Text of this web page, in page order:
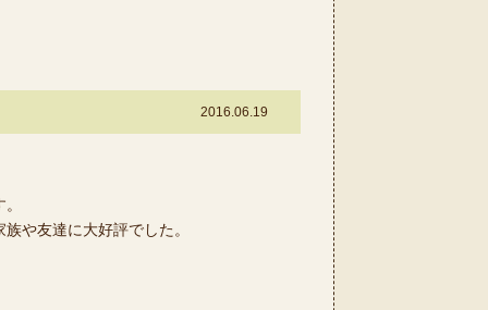
2016.06.19
や友達に大好評でした。